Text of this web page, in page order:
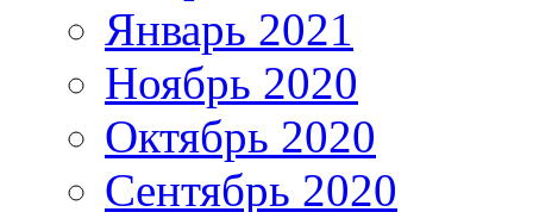
Январь 2021
Ноябрь 2020
Октябрь 2020
Сентябрь 2020